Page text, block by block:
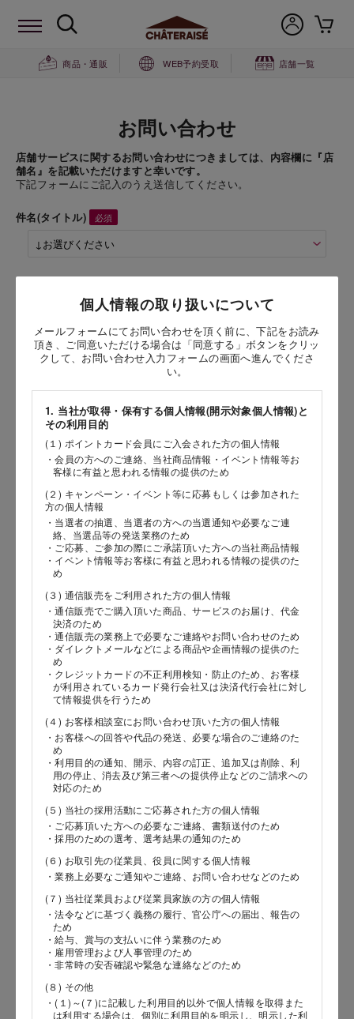
商品・通販 WEB予約受取 店舗一覧
お問い合わせ
店舗サービスに関するお問い合わせにつきましては、内容欄に『店
舗名』を記載いただけますと幸いです。
下記フォームにご記入のうえ送信してください。
個人情報の取り扱いについて
メールフォームにてお問い合わせを頂く前に、下記をお読み
頂き、ご同意いただける場合は「同意する」ボタンをクリッ
クして、お問い合わせ入力フォームの画面へ進んでくださ
い。
1. 当社が取得・保有する個人情報(開示対象個人情報)と
その利用目的
(１) ポイントカード会員にご入会された方の個人情報
・会員の方へのご連絡、当社商品情報・イベント情報等お
客様に有益と思われる情報の提供のため
(２) キャンペーン・イベント等に応募もしくは参加された
方の個人情報
・当選者の抽選、当選者の方への当選通知や必要なご連
絡、当選品等の発送業務のため
・ご応募、ご参加の際にご承諾頂いた方への当社商品情報
・イベント情報等お客様に有益と思われる情報の提供のた
め
(３) 通信販売をご利用された方の個人情報
・通信販売でご購入頂いた商品、サービスのお届け、代金
決済のため
・通信販売の業務上で必要なご連絡やお問い合わせのため
・ダイレクトメールなどによる商品や企画情報の提供のた
め
・クレジットカードの不正利用検知・防止のため、お客様
が利用されているカード発行会社又は決済代行会社に対し
て情報提供を行うため
(４) お客様相談室にお問い合わせ頂いた方の個人情報
・お客様への回答や代品の発送、必要な場合のご連絡のた
め
・利用目的の通知、開示、内容の訂正、追加又は削除、利
用の停止、消去及び第三者への提供停止などのご請求への
対応のため
(５) 当社の採用活動にご応募された方の個人情報
・ご応募頂いた方への必要なご連絡、書類送付のため
・採用のための選考、選考結果の通知のため
(６) お取引先の従業員、役員に関する個人情報
・業務上必要なご通知やご連絡、お問い合わせなどのため
(７) 当社従業員および従業員家族の方の個人情報
・法令などに基づく義務の履行、官公庁への届出、報告の
ため
・給与、賞与の支払いに伴う業務のため
・雇用管理および人事管理のため
・非常時の安否確認や緊急な連絡などのため
(８) その他
・(１)～(７)に記載した利用目的以外で個人情報を取得また
は利用する場合は、個別に利用目的を明示し、明示した利
件名(タイトル)
バターどらやき詰合せ 5個入
お問い合わせ時氏名
［名］
（全角で入力してください）
お問い合わせ時氏名（カナ）
［セイ］
［メイ］
（全角で入力してください）
電話番号
メールアドレス
郵便番号
都道府県
市区郡